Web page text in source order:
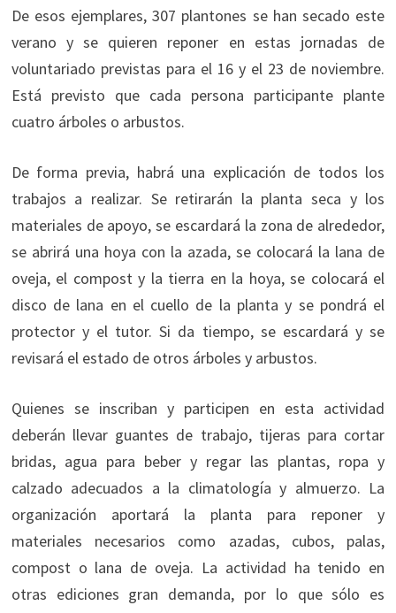
De esos ejemplares, 307 plantones se han secado este
verano y se quieren reponer en estas jornadas de
voluntariado previstas para el 16 y el 23 de noviembre.
Está previsto que cada persona participante plante
cuatro árboles o arbustos.
De forma previa, habrá una explicación de todos los
trabajos a realizar. Se retirarán la planta seca y los
materiales de apoyo, se escardará la zona de alrededor,
se abrirá una hoya con la azada, se colocará la lana de
oveja, el compost y la tierra en la hoya, se colocará el
disco de lana en el cuello de la planta y se pondrá el
protector y el tutor. Si da tiempo, se escardará y se
revisará el estado de otros árboles y arbustos.
Quienes se inscriban y participen en esta actividad
deberán llevar guantes de trabajo, tijeras para cortar
bridas, agua para beber y regar las plantas, ropa y
calzado adecuados a la climatología y almuerzo. La
organización aportará la planta para reponer y
materiales necesarios como azadas, cubos, palas,
compost o lana de oveja. La actividad ha tenido en
otras ediciones gran demanda, por lo que sólo es